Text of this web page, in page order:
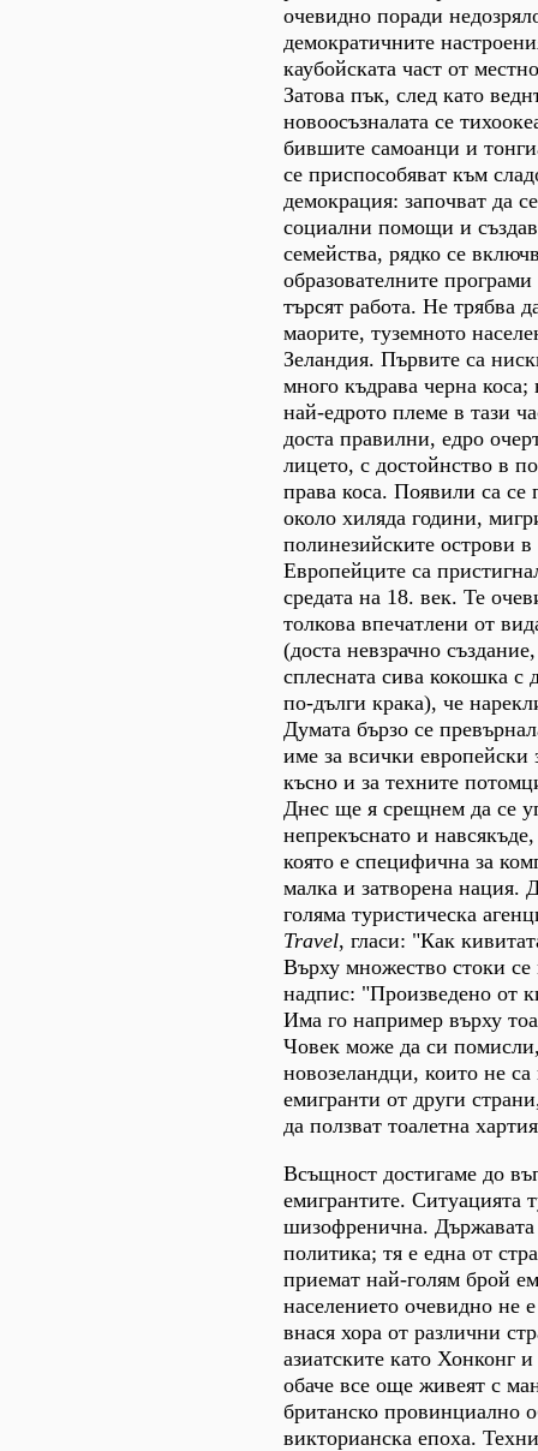
очевидно поради
демократичните
каубойската част от
Затова пък, след като
новоосъзналата се
бившите самоанци и
се приспособяват към
демокрация: започват да
социални помощи и
семейства, рядко се
образователните
търсят работа. Не трябва
маорите, туземното
Зеландия. Първите са
много къдрава черна
най-едрото племе в тази
доста правилни, едро
лицето, с достойнство в
права коса. Появили са се
около хиляда години,
полинезийските острови
Европейците са
средата на 18. век. Те
толкова впечатлени от
(доста невзрачно
сплесната сива кокошка с
по-дълги крака), че
Думата бързо се
име за всички европейски
късно и за техните
Днес ще я срещнем да се
непрекъснато и
която е специфична за
малка и затворена нация.
голяма туристическа
Travel, гласи: "Как
Върху множество стоки
надпис: "Произведено от
Има го например върху
Човек може да си
новозеландци, които не са
емигранти от други
да ползват тоалетна
Всъщност достигаме до
емигрантите. Ситуацията
шизофренична. Държавата
политика; тя е една от
приемат най-голям брой
населението очевидно не
внася хора от различни
азиатските като Хонконг
обаче все още живеят с
британско провинциално
викторианска епоха.